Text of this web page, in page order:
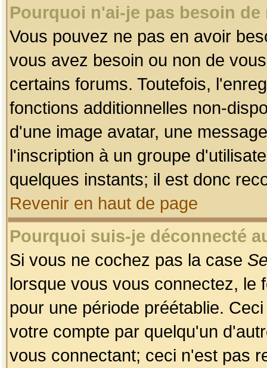
Pourquoi n'ai-je pas besoin
Vous pouvez ne pas en avoir
vous avez besoin ou non de
certains forums. Toutefois,
fonctions additionnelles non-
d'une image avatar, une
l'inscription à un groupe
quelques instants; il est donc
Revenir en haut de page
Pourquoi suis-je déconnecté
Si vous ne cochez pas la case
lorsque vous vous connectez, le
pour une période préétablie.
votre compte par quelqu'un
vous connectant; ceci n'est pas